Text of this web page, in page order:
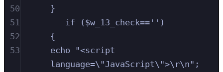
50
}
51
if ($w_13_check=='')
52
{
53
echo "<script
language=\"JavaScript\">\r\n";